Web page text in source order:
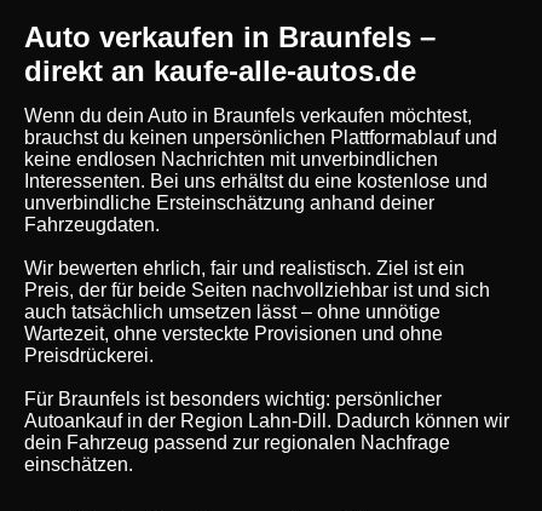
Auto verkaufen in Braunfels –
direkt an kaufe-alle-autos.de
Wenn du dein Auto in Braunfels verkaufen möchtest,
brauchst du keinen unpersönlichen Plattformablauf und
keine endlosen Nachrichten mit unverbindlichen
Interessenten. Bei uns erhältst du eine kostenlose und
unverbindliche Ersteinschätzung anhand deiner
Fahrzeugdaten.
Wir bewerten ehrlich, fair und realistisch. Ziel ist ein
Preis, der für beide Seiten nachvollziehbar ist und sich
auch tatsächlich umsetzen lässt – ohne unnötige
Wartezeit, ohne versteckte Provisionen und ohne
Preisdrückerei.
Für Braunfels ist besonders wichtig: persönlicher
Autoankauf in der Region Lahn-Dill. Dadurch können wir
dein Fahrzeug passend zur regionalen Nachfrage
einschätzen.